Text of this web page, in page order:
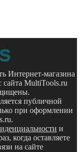
Интернет-магазина
MultiTools.ru
публичной
при оформлении
и
когда оставляете
на сайте